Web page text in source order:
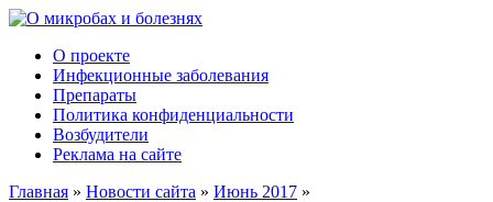
О проекте
Инфекционные заболевания
Препараты
Политика конфиденциальности
Возбудители
Реклама на сайте
Главная » Новости сайта » Июнь 2017 »